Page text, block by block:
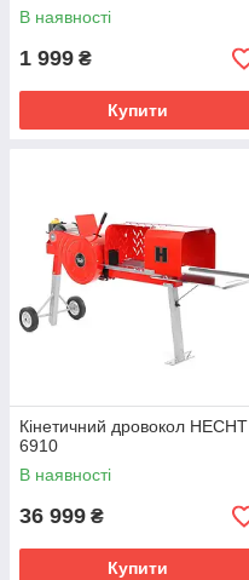
В наявності
1 999 ₴
Купити
Кінетичний дровокол HECHT
6910
В наявності
36 999 ₴
Купити